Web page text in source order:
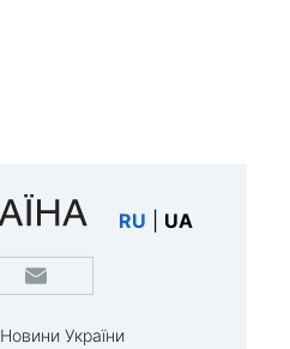
RU UA
Новини України